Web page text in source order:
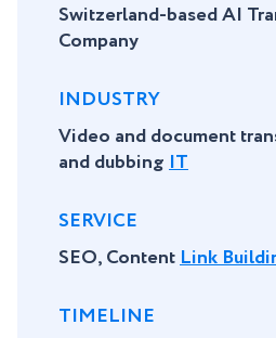
Switzerland-based AI
Company
​INDUSTRY
Video and document
and dubbingIT
SERVICE
SEO, ContentLink
TIMELINE